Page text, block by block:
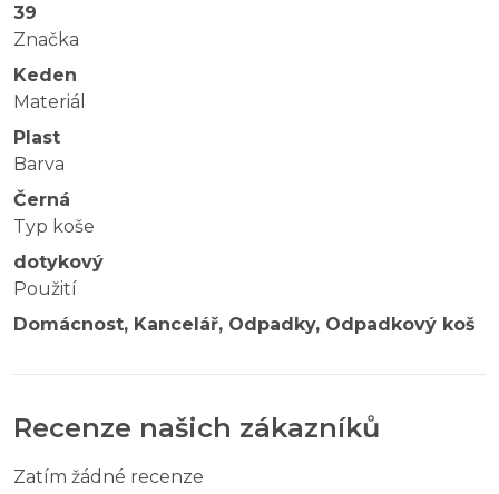
39
Značka
Keden
Materiál
Plast
Barva
Černá
Typ koše
dotykový
Použití
Domácnost, Kancelář, Odpadky, Odpadkový koš
Recenze našich zákazníků
Zatím žádné recenze